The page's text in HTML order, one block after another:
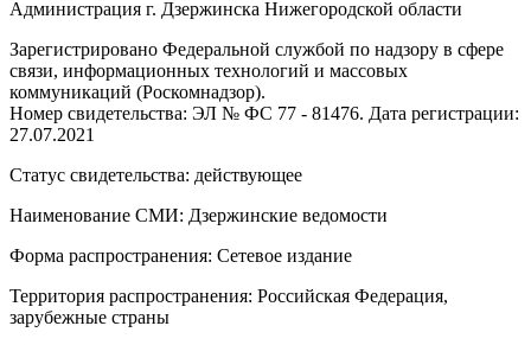
Администрация г. Дзержинска Нижегородской области
Зарегистрировано Федеральной службой по надзору в сфере
связи, информационных технологий и массовых
коммуникаций (Роскомнадзор).
Номер свидетельства: ЭЛ № ФС 77 - 81476. Дата регистрации:
27.07.2021
Статус свидетельства: действующее
Наименование СМИ: Дзержинские ведомости
Форма распространения: Сетевое издание
Территория распространения: Российская Федерация,
зарубежные страны